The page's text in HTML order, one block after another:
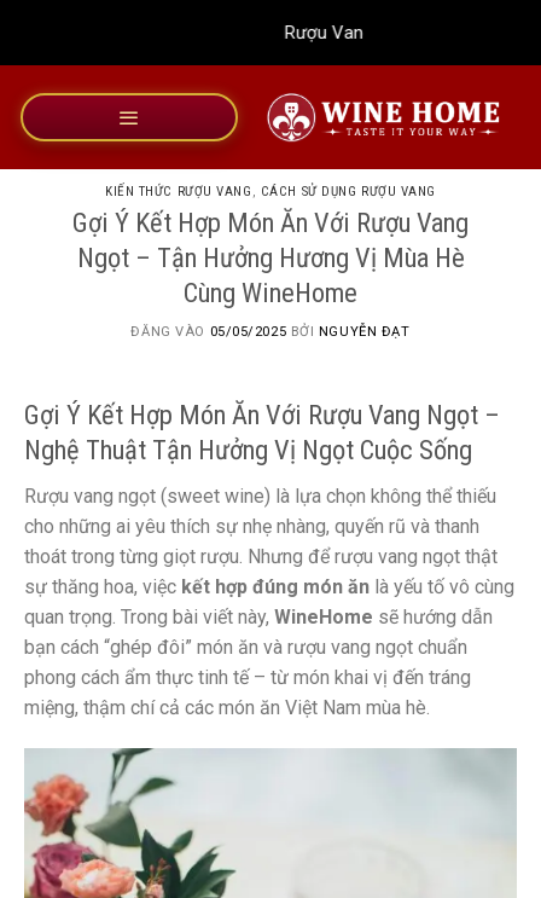
dung
Rượu Vang Wine Home
KIẾN THỨC RƯỢU VANG , CÁCH SỬ DỤNG RƯỢU VANG
Gợi Ý Kết Hợp Món Ăn Với Rượu Vang
Ngọt – Tận Hưởng Hương Vị Mùa Hè
Cùng WineHome
ĐĂNG VÀO 05/05/2025 BỞI NGUYỄN ĐẠT
Gợi Ý Kết Hợp Món Ăn Với Rượu Vang Ngọt –
Nghệ Thuật Tận Hưởng Vị Ngọt Cuộc Sống
Rượu vang ngọt (sweet wine) là lựa chọn không thể thiếu
cho những ai yêu thích sự nhẹ nhàng, quyến rũ và thanh
thoát trong từng giọt rượu. Nhưng để rượu vang ngọt thật
sự thăng hoa, việc kết hợp đúng món ăn là yếu tố vô cùng
quan trọng. Trong bài viết này, WineHome sẽ hướng dẫn
bạn cách “ghép đôi” món ăn và rượu vang ngọt chuẩn
phong cách ẩm thực tinh tế – từ món khai vị đến tráng
miệng, thậm chí cả các món ăn Việt Nam mùa hè.